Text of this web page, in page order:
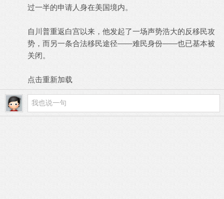
过一半的申请人身在美国境内。
自川普重返白宫以来，他发起了一场声势浩大的反移民攻
势，而另一条合法移民途径——难民身份——也已基本被
关闭。
点击重新加载